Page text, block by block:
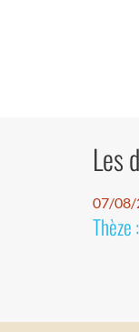
Les
07/08/